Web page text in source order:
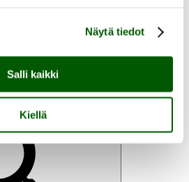
Näytä tiedot
Salli kaikki
Kiellä